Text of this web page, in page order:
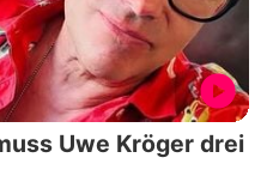
Uwe Kröger drei